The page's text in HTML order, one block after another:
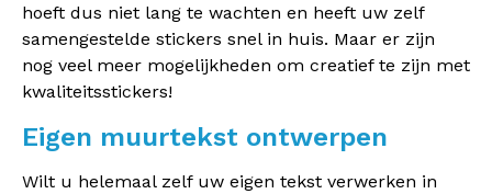
hoeft dus niet lang te wachten en heeft uw zelf
samengestelde stickers snel in huis. Maar er zijn
nog veel meer mogelijkheden om creatief te zijn met
kwaliteitsstickers!
Eigen muurtekst ontwerpen
Wilt u helemaal zelf uw eigen tekst verwerken in